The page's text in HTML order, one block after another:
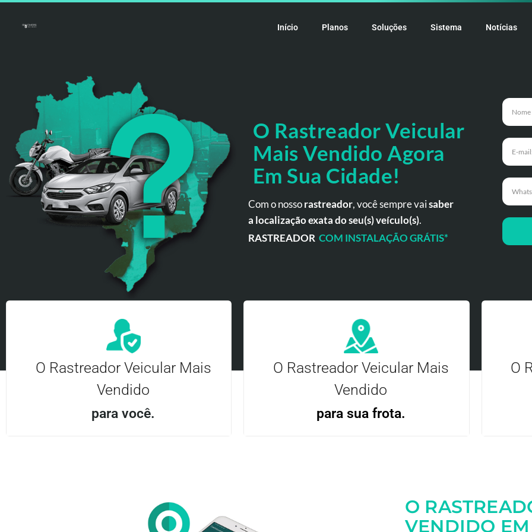
Início Planos Soluções Sistema Notícias
O RastreadorVeicular
Mais Vendido Agora
Em Sua Cidade!
Com o nossorastreador, você sempre vaisaber
a localização exata do seu(s) veículo(s).
RASTREADOR COM INSTALAÇÃO GRÁTIS*
O Rastreador Veicular Mais
Vendido
para você.
Entre em contato
O Rastreador Veicular Mais
Vendido
para sua frota.
O
O
VENDIDO